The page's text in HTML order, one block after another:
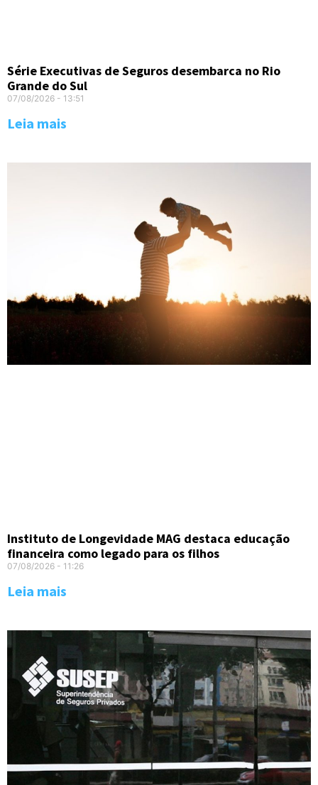
Série Executivas de Seguros desembarca no Rio
Grande do Sul
07/08/2026 13:51
Leia mais
Instituto de Longevidade MAG destaca educação
financeira como legado para os filhos
07/08/2026 11:26
Leia mais